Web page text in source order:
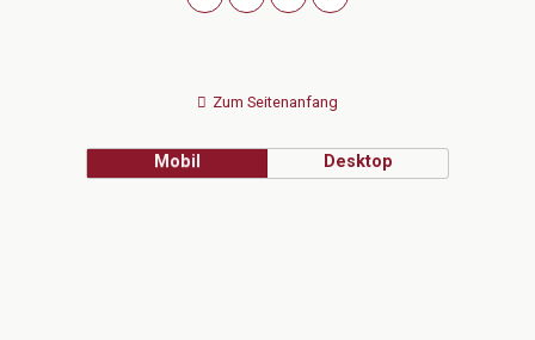
Zum Seitenanfang
Mobil Desktop